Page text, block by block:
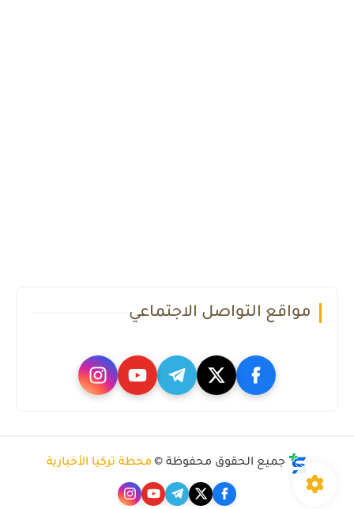
مواقع التواصل الاجتماعي
جميع الحقوق محفوظة © محطة تركيا الأخبارية